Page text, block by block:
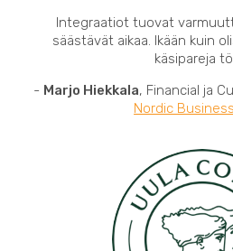
Integraatiot tuovat
säästävät aikaa. Ikään kuin
käsipareja
- Marjo Hiekkala, Financial ja
Nordic